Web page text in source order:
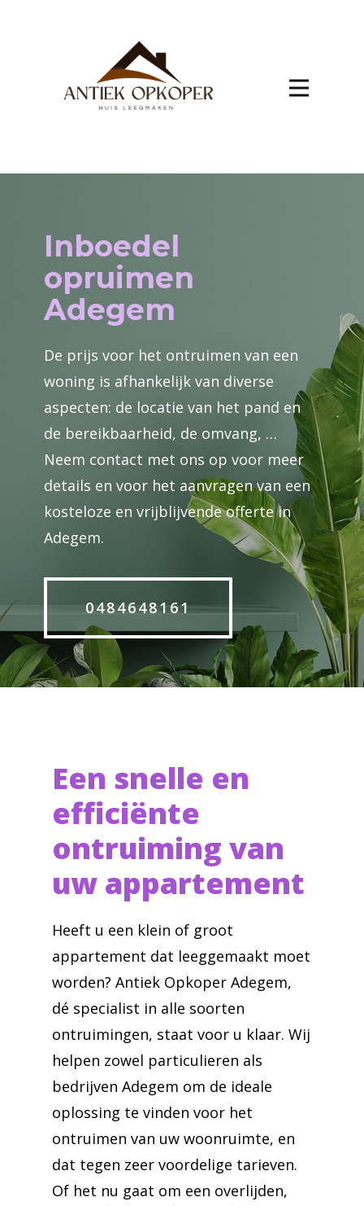
Inboedel
opruimen
Adegem
De prijs voor het ontruimen van een
woning is afhankelijk van diverse
aspecten: de locatie van het pand en
de bereikbaarheid, de omvang, …
Neem contact met ons op voor meer
details en voor het aanvragen van een
kosteloze en vrijblijvende offerte in
Adegem.
0484648161
Een snelle en
efficiënte
ontruiming van
uw appartement
Heeft u een klein of groot
appartement dat leeggemaakt moet
worden? Antiek Opkoper Adegem,
dé specialist in alle soorten
ontruimingen, staat voor u klaar. Wij
helpen zowel particulieren als
bedrijven Adegem om de ideale
oplossing te vinden voor het
ontruimen van uw woonruimte, en
dat tegen zeer voordelige tarieven.
Of het nu gaat om een overlijden,